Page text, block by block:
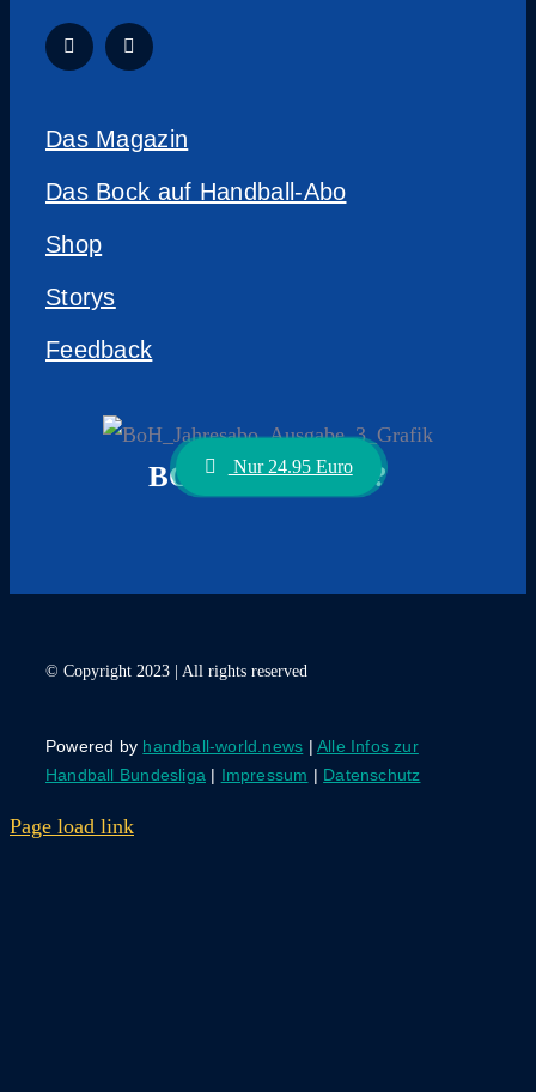
Das Magazin
Das Bock auf Handball-Abo
Shop
Storys
Feedback
Nur 24.95 Euro
BOCK AUF ABO?
© Copyright 2023 | All rights reserved
Powered by handball-world.news | Alle Infos zur
Handball Bundesliga | Impressum | Datenschutz
Page load link